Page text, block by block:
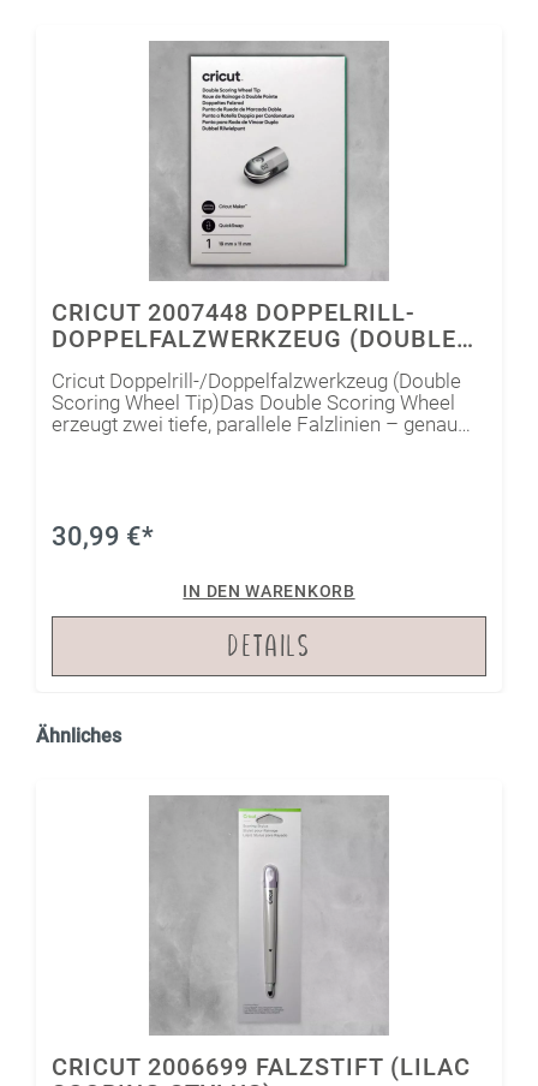
CRICUT 2007448 DOPPELRILL-
DOPPELFALZWERKZEUG (DOUBLE
Cricut Doppelrill-/Doppelfalzwerkzeug (Double
Scoring Wheel Tip)Das Double Scoring Wheel
erzeugt zwei tiefe, parallele Falzlinien – genau
mehr.Nur für Cricut Maker-Maschinen.
30,99 €*
IN DEN WARENKORB
DETAILS
Ähnliches
CRICUT 2006699 FALZSTIFT (LILAC